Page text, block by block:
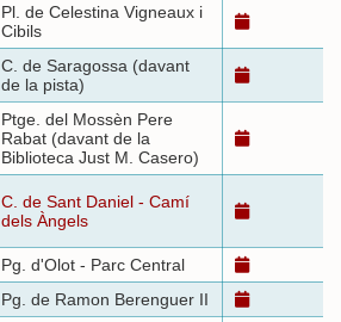
Pl. de Celestina Vigneaux i
Cibils
C. de Saragossa (davant
de la pista)
Ptge. del Mossèn Pere
Rabat (davant de la
Biblioteca Just M. Casero)
C. de Sant Daniel - Camí
dels Àngels
Pg. d'Olot - Parc Central
Pg. de Ramon Berenguer II